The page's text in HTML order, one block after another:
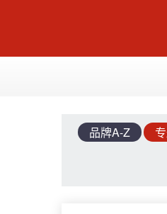
品牌A-Z